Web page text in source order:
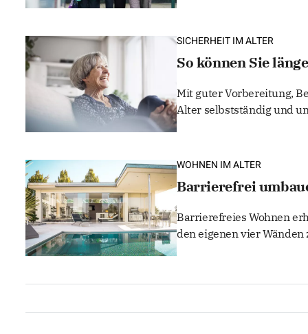
SICHERHEIT IM ALTER
So können Sie
Mit guter Vorbereitung,
Alter selbstständig und
WOHNEN IM ALTER
Barrierefrei
Barrierefreies Wohnen
den eigenen vier Wänden